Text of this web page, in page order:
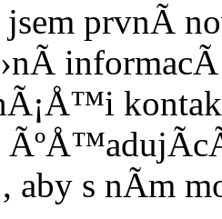
prvnÃ­
aby s nÃ­m